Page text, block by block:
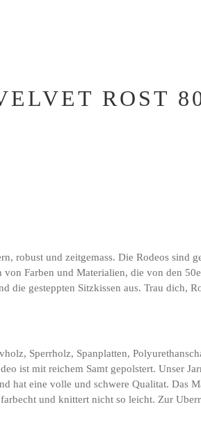
ROST
robust und zeitgemass. Die Rodeos
Farben und Materialien, die von den
die gesteppten Sitzkissen aus. Trau dich,
Sperrholz, Spanplatten,
ist mit reichem Samt gepolstert. Unser
hat eine volle und schwere Qualitat.
und knittert nicht so leicht. Zur